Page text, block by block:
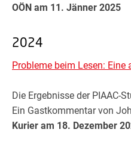
OÖN am 11. Jänner 2025
2024
Probleme beim Lesen:
Die Ergebnisse der PIAAC-
Ein Gastkommentar von
Kurier am 18. Dezember